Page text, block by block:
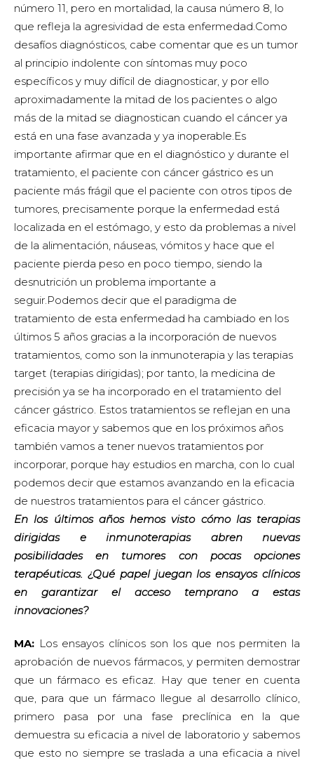
número 11, pero en mortalidad, la causa número 8, lo
que refleja la agresividad de esta enfermedad.Como
desafíos diagnósticos, cabe comentar que es un tumor
al principio indolente con síntomas muy poco
específicos y muy difícil de diagnosticar, y por ello
aproximadamente la mitad de los pacientes o algo
más de la mitad se diagnostican cuando el cáncer ya
está en una fase avanzada y ya inoperable.Es
importante afirmar que en el diagnóstico y durante el
tratamiento, el paciente con cáncer gástrico es un
paciente más frágil que el paciente con otros tipos de
tumores, precisamente porque la enfermedad está
localizada en el estómago, y esto da problemas a nivel
de la alimentación, náuseas, vómitos y hace que el
paciente pierda peso en poco tiempo, siendo la
desnutrición un problema importante a
seguir.Podemos decir que el paradigma de
tratamiento de esta enfermedad ha cambiado en los
últimos 5 años gracias a la incorporación de nuevos
tratamientos, como son la inmunoterapia y las terapias
target (terapias dirigidas); por tanto, la medicina de
precisión ya se ha incorporado en el tratamiento del
cáncer gástrico. Estos tratamientos se reflejan en una
eficacia mayor y sabemos que en los próximos años
también vamos a tener nuevos tratamientos por
incorporar, porque hay estudios en marcha, con lo cual
podemos decir que estamos avanzando en la eficacia
de nuestros tratamientos para el cáncer gástrico.
En los últimos años hemos visto cómo las terapias
dirigidas e inmunoterapias abren nuevas
posibilidades en tumores con pocas opciones
terapéuticas. ¿Qué papel juegan los ensayos clínicos
en garantizar el acceso temprano a estas
innovaciones?
MA: Los ensayos clínicos son los que nos permiten la
aprobación de nuevos fármacos, y permiten demostrar
que un fármaco es eficaz. Hay que tener en cuenta
que, para que un fármaco llegue al desarrollo clínico,
primero pasa por una fase preclínica en la que
demuestra su eficacia a nivel de laboratorio y sabemos
que esto no siempre se traslada a una eficacia a nivel